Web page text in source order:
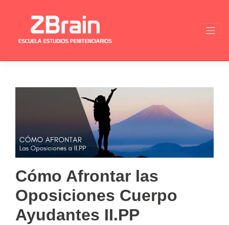
Cómo Afrontar las
Oposiciones Cuerpo
Ayudantes II.PP